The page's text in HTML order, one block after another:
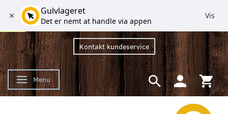
Kontakt kundeservice
Skifte navigation
Menu
Gulvlageret
Det er nemt at handle via appen
Vis